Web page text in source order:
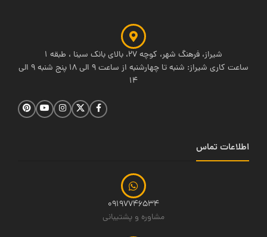
شیراز، فرهنگ شهر، کوچه 27، بالای بانک سینا ، طبقه 1
ساعت کاری شیراز: شنبه تا چهارشنبه از ساعت 9 الی 18 پنج شنبه 9 الی
14
اطلاعات تماس
09197746534
مشاوره و پشتیبانی